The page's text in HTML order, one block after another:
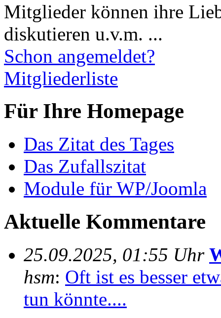
Mitglieder können ihre
diskutieren u.v.m. ...
Schon angemeldet?
Mitgliederliste
Für Ihre Homepage
Das Zitat des Tages
Das Zufallszitat
Module für WP/Joomla
Aktuelle Kommentare
25.09.2025, 01:55 Uhr
hsm: Oft ist es besser
tun könnte....